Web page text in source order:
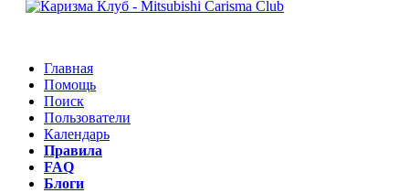
Главная
Помощь
Поиск
Пользователи
Календарь
Правила
FAQ
Блоги